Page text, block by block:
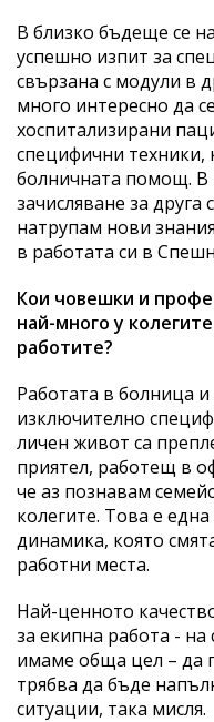
В близко бъдеще се
успешно изпит за
свързана с модули в
много интересно да
хоспитализирани
специфични техники,
болничната помощ.
зачисляване за друга
натрупам нови
в работата си в
Кои човешки и
най-много у
работите?
Работата в болница
изключително
личен живот са
приятел, работещ в
че аз познавам
колегите. Това е
динамика, която
работни места.
Най-ценното
за екипна работа -
имаме обща цел – да
трябва да бъде
ситуации, така мисля.